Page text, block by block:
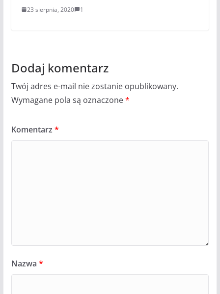
23 sierpnia, 2020 1
Dodaj komentarz
Twój adres e-mail nie zostanie opublikowany.
Wymagane pola są oznaczone*
Komentarz *
Nazwa *